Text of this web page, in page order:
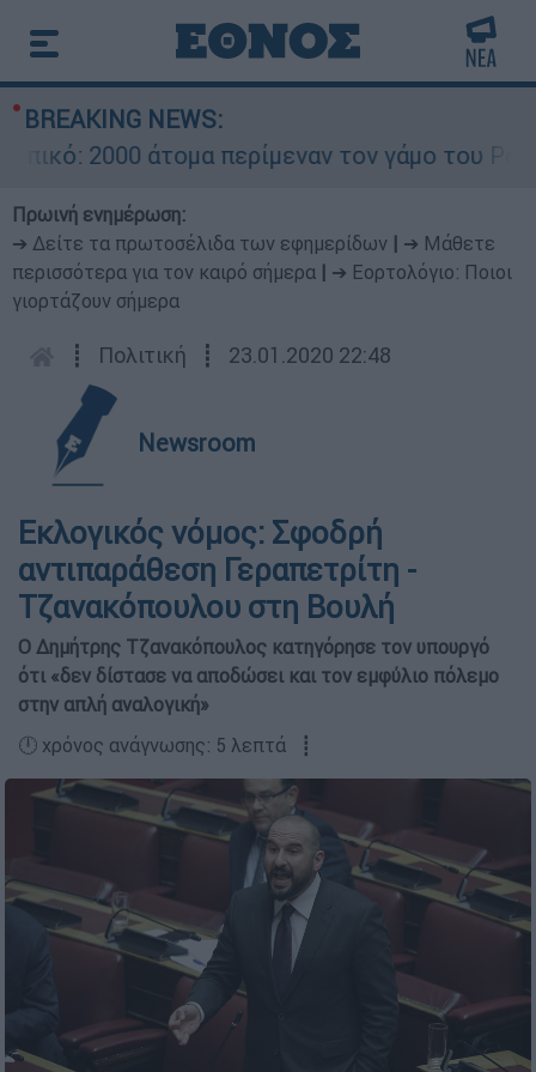
BREAKING NEWS:
2000 άτομα περίμεναν τον γάμο του
Πρωινή ενημέρωση:
➔ Δείτε τα πρωτοσέλιδα των εφημερίδων
➔ Μάθετε
περισσότερα για τον καιρό σήμερα
➔ Εορτολόγιο: Ποιοι
γιορτάζουν σήμερα
┋ Πολιτική ┋ 23.01.2020 22:48
Newsroom
Εκλογικός νόμος: Σφοδρή
αντιπαράθεση Γεραπετρίτη -
Τζανακόπουλου στη Βουλή
Ο Δημήτρης Τζανακόπουλος κατηγόρησε τον υπουργό
ότι «δεν δίστασε να αποδώσει και τον εμφύλιο πόλεμο
στην απλή αναλογική»
🕛 χρόνος ανάγνωσης: 5 λεπτά ┋